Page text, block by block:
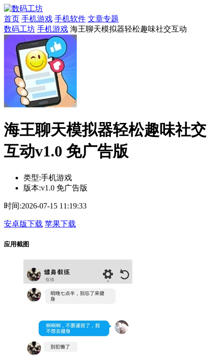
首页 手机游戏 手机软件 文章专题
数码工坊 手机游戏 海王聊天模拟器轻松趣味社交互动
海王聊天模拟器轻松趣味社交
互动v1.0 免广告版
类型:手机游戏
版本:v1.0 免广告版
时间:2026-07-15 11:19:33
安卓版下载 苹果下载
应用截图